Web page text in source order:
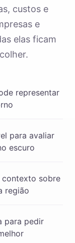
custos e
e
elas ficam
representar
para avaliar
escuro
contexto sobre
região
para pedir